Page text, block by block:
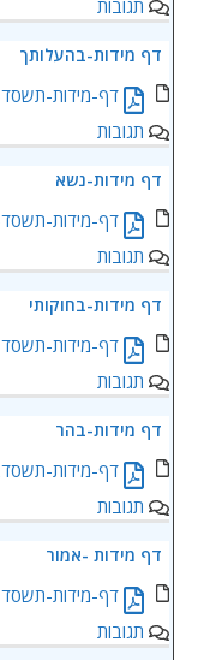
תגובות
דף מידות-בהעלותך
דף-מידות-תשסד36-בהעלותך.pdf
תגובות
‏‏דף מידות-נשא
‏‏דף-מידות-תשסד35-נשא.pdf
תגובות
‏‏דף מידות-בחוקותי
‏‏דף-מידות-תשסד33-בחוקותי.pdf
תגובות
‏‏דף מידות-בהר
‏‏דף-מידות-תשסד32-בהר.pdf
תגובות
‏‏דף מידות -אמור
‏‏דף-מידות-תשסד31-אמור.pdf
תגובות